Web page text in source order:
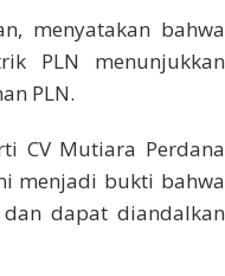
menyatakan bahwa
PLN menunjukkan
PLN.
CV Mutiara Perdana
menjadi bukti bahwa
dapat diandalkan